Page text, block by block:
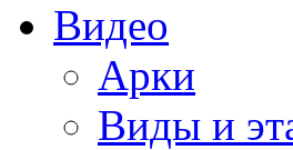
Видео
Арки
Виды и